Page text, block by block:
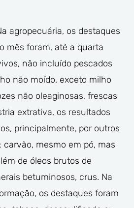
agropecuária, os destaques
mês foram, até a quarta
não incluído pescados
não moído, exceto milho
não oleaginosas, frescas
extrativa, os resultados
principalmente, por outros
mesmo em pó, mas
de óleos brutos de
betuminosos, crus. Na
os destaques foram